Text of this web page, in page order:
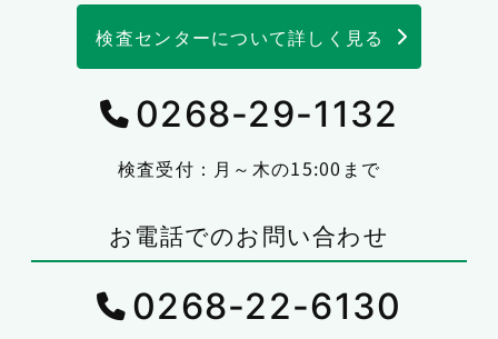
検査センターについて詳しく見る
0268-29-1132
検査受付：月～木の15:00まで
お電話でのお問い合わせ
0268-22-6130